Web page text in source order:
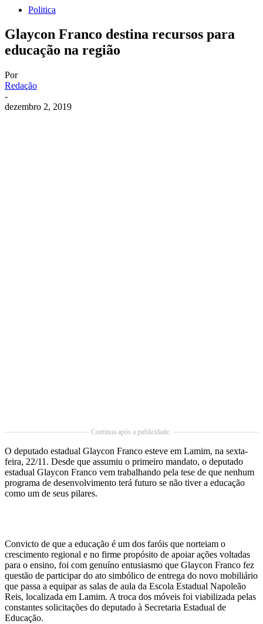
Politica
Glaycon Franco destina recursos para
educação na região
Por
Redação
-
dezembro 2, 2019
Continua após a publicidade..
O deputado estadual Glaycon Franco esteve em Lamim, na sexta-
feira, 22/11. Desde que assumiu o primeiro mandato, o deputado
estadual Glaycon Franco vem trabalhando pela tese de que nenhum
programa de desenvolvimento terá futuro se não tiver a educação
como um de seus pilares.
Convicto de que a educação é um dos faróis que norteiam o
crescimento regional e no firme propósito de apoiar ações voltadas
para o ensino, foi com genuíno entusiasmo que Glaycon Franco fez
questão de participar do ato simbólico de entrega do novo mobiliário
que passa a equipar as salas de aula da Escola Estadual Napoleão
Reis, localizada em Lamim. A troca dos móveis foi viabilizada pelas
constantes solicitações do deputado à Secretaria Estadual de
Educação.